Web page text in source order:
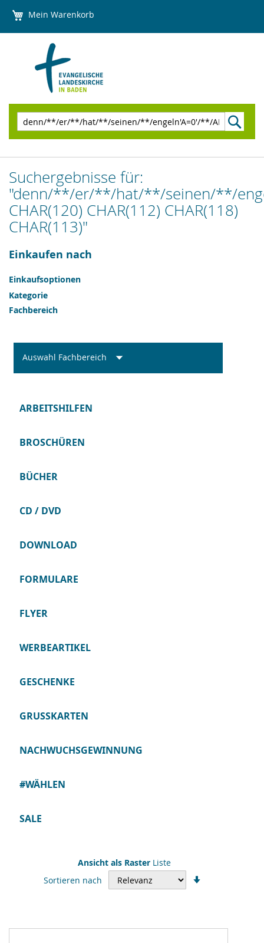
Mein Warenkorb
zum
Suchen
Suchergebnisse für:
"denn/**/er/**/hat/**/seinen/**/
CHAR(120) CHAR(112) CHAR(118)
CHAR(113)"
Ansicht als Raster Liste
Sortieren nach
Einkaufen nach
Einkaufsoptionen
Kategorie
Fachbereich
Auswahl Fachbereich
ARBEITSHILFEN
BROSCHÜREN
BÜCHER
CD / DVD
DOWNLOAD
FORMULARE
FLYER
WERBEARTIKEL
GESCHENKE
GRUSSKARTEN
NACHWUCHSGEWINNUNG
#WÄHLEN
SALE